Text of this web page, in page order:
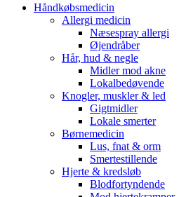
Håndkøbsmedicin
Allergi medicin
Næsespray allergi
Øjendråber
Hår, hud & negle
Midler mod akne
Lokalbedøvende
Knogler, muskler & led
Gigtmidler
Lokale smerter
Børnemedicin
Lus, fnat & orm
Smertestillende
Hjerte & kredsløb
Blodfortyndende